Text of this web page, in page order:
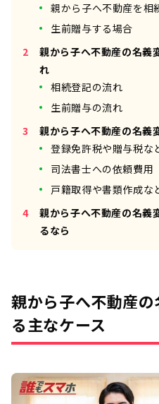
親から子へ不動産を相
生前贈与する場合
親から子へ不動産の名義
れ
相続登記の流れ
生前贈与の流れ
親から子へ不動産の名義
登録免許税や贈与税な
司法書士への依頼費用
戸籍取得や書類作成な
親から子へ不動産の名義
るなら
親から子へ不動産
る主なケース